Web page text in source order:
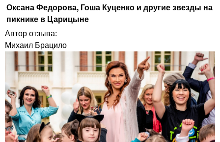
Оксана Федорова, Гоша Куценко и другие звезды на
пикнике в Царицыне
Автор отзыва:
Михаил Брацило